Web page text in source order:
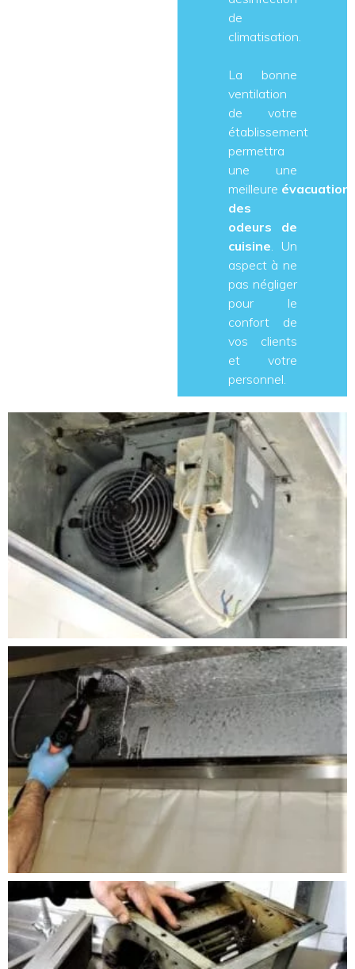
de
climatisation.
La bonne
ventilation
de votre
établissement
permettra
une une
meilleure évacuation
des
odeurs de
cuisine. Un
aspect à ne
pas négliger
pour le
confort de
vos clients
et votre
personnel.